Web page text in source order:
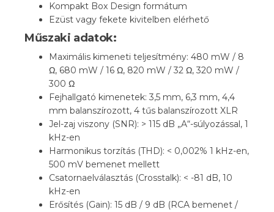
Kompakt Box Design formátum
Ezüst vagy fekete kivitelben elérhető
Műszaki adatok:
Maximális kimeneti teljesítmény: 480 mW / 8
Ω, 680 mW / 16 Ω, 820 mW / 32 Ω, 320 mW /
300 Ω
Fejhallgató kimenetek: 3,5 mm, 6,3 mm, 4,4
mm balanszírozott, 4 tűs balanszírozott XLR
Jel-zaj viszony (SNR): > 115 dB „A“-súlyozással, 1
kHz-en
Harmonikus torzítás (THD): < 0,002% 1 kHz-en,
500 mV bemenet mellett
Csatornaelválasztás (Crosstalk): < -81 dB, 10
kHz-en
Erősítés (Gain): 15 dB / 9 dB (RCA bemenet /